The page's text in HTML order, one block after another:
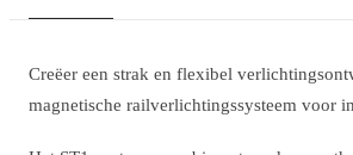
Creëer een strak en flexibel
magnetische railverlichtingssysteem voor